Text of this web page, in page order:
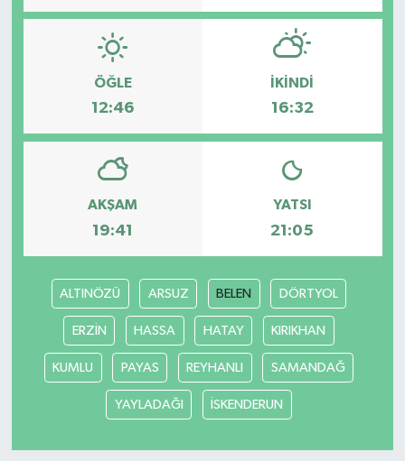
ÖĞLE
12:46
İKINDI
16:32
AKŞAM
19:41
YATSI
21:05
ALTINÖZÜ ARSUZ BELEN DÖRTYOL
ERZİN HASSA HATAY KIRIKHAN
KUMLU PAYAS REYHANLI SAMANDAĞ
YAYLADAĞI İSKENDERUN